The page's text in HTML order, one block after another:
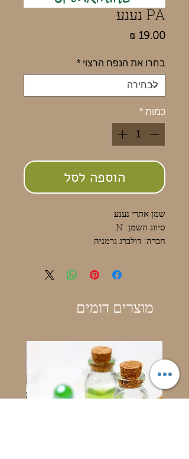
PA נענע
בחרו את הנפח הרצוי *
כמות *
הוספה לסל
שמן אתרי נענע
סיווג השמן: N
חברה: דולברג גרמניה
מוצרים דומים